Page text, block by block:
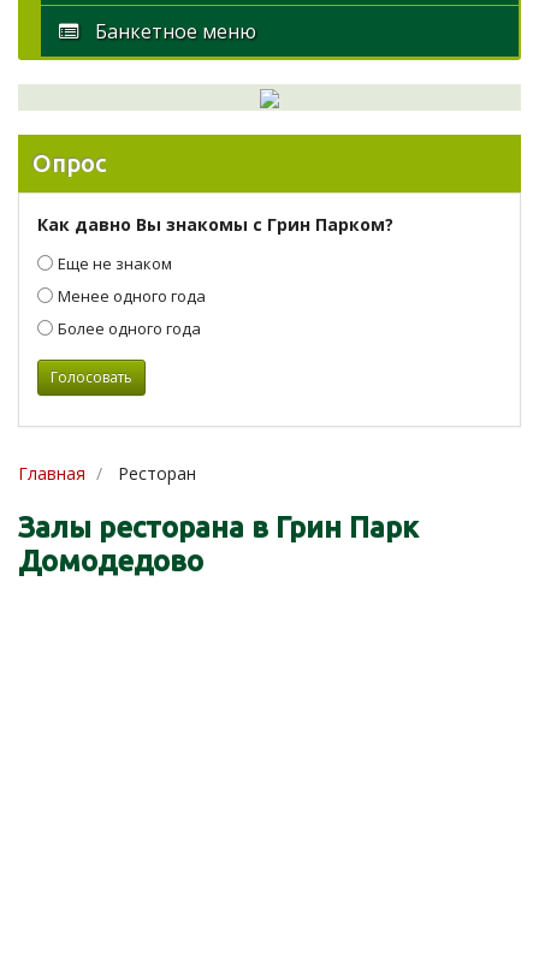
Банкетное меню
Опрос
Как давно Вы знакомы с Грин Парком?
Еще не знаком
Менее одного года
Более одного года
Главная Ресторан
Залы ресторана в Грин Парк
Домодедово